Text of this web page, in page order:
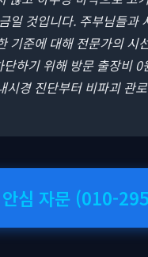
일 것입니다. 주부님들과
기준에 대해 전문가의 시
하기 위해 방문 출장비
경 진단부터 비파괴 관
안심 자문 (010-